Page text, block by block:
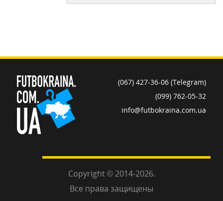
(067) 427-36-06 (Telegram)
(099) 762-05-32
info@futbokraina.com.ua
Copyright © 2014-2026.
Все права защищены